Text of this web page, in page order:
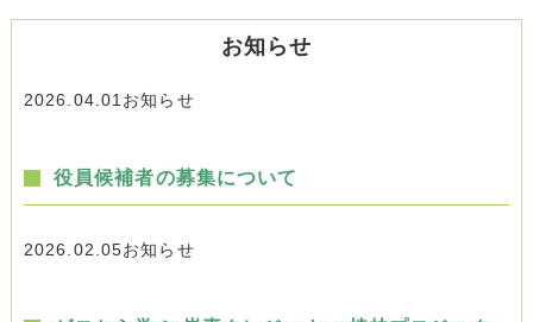
お知らせ
2026.04.01 お知らせ
役員候補者の募集について
2026.02.05お知らせ